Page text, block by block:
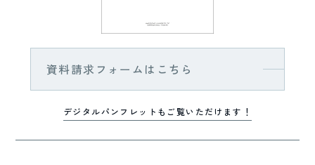
資料請求フォームはこちら
デジタルパンフレットもご覧いただけます！